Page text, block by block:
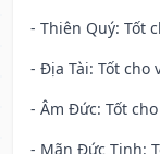
- Thiên Quý: Tốt
- Địa Tài: Tốt cho
- Âm Đức: Tốt
- Mãn Đức Tinh: